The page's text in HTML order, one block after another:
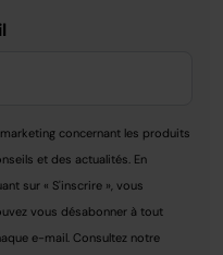
concernant les produits
et des actualités. En
sur « S'inscrire », vous
vous désabonner à tout
e-mail. Consultez notre